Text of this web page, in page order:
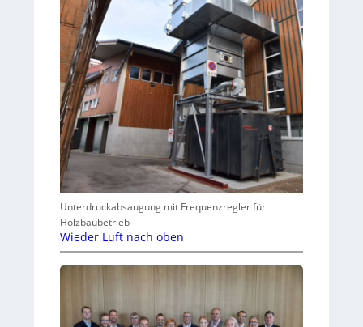
Unterdruckabsaugung mit Frequenzregler für
Holzbaubetrieb
Wieder Luft nach oben